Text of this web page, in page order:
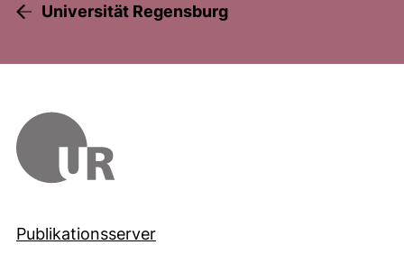
Universität Regensburg
Publikationsserver